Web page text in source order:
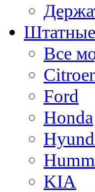
Все
Ford
Honda
KIA